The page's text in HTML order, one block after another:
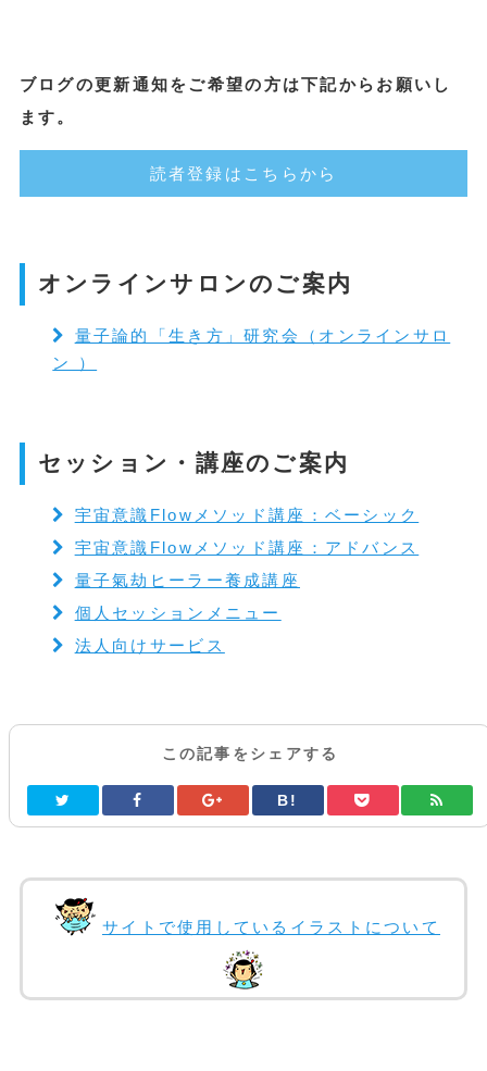
ブログの更新通知をご希望の方は下記からお願いし
ます。
読者登録はこちらから
オンラインサロンのご案内
量子論的「生き方」研究会（オンラインサロ
ン ）
セッション・講座のご案内
宇宙意識Flowメソッド講座：ベーシック
宇宙意識Flowメソッド講座：アドバンス
量子氣劫ヒーラー養成講座
個人セッションメニュー
法人向けサービス
この記事をシェアする
B!
サイトで使用しているイラストについて